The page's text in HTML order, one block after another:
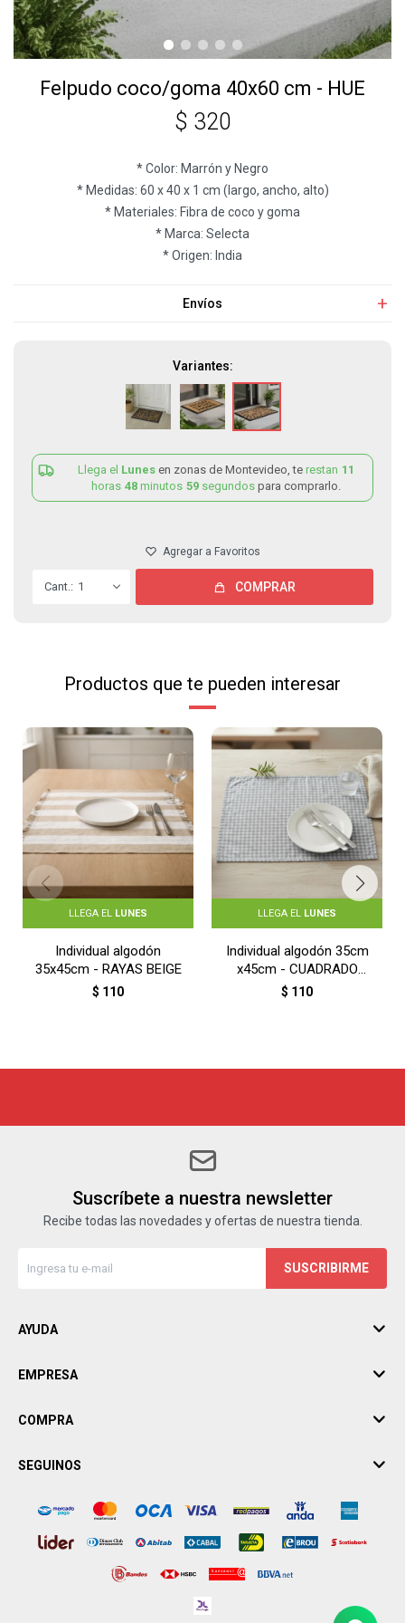
Felpudo coco/goma 40x60 cm - HUE
$ 320
* Color: Marrón y Negro
* Medidas: 60 x 40 x 1 cm (largo, ancho, alto)
* Materiales: Fibra de coco y goma
* Marca: Selecta
* Origen: India
Envíos
Variantes:
Llega el Lunes en zonas de Montevideo, te restan 11
horas 48 minutos 59 segundos para comprarlo.
1 COMPRAR
Productos que te pueden interesar
LLEGA EL LUNES
Individual algodón
35x45cm - RAYAS BEIGE
$ 110
LLEGA EL LUNES
Individual algodón 35cm
x45cm - CUADRADO
GRIS
$ 110
Suscríbete a nuestra newsletter
Recibe todas las novedades y ofertas de nuestra tienda.
SUSCRIBIRME
AYUDA
EMPRESA
COMPRA
SEGUINOS